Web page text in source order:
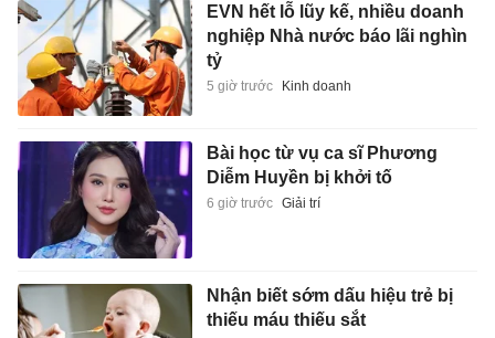
EVN hết lỗ lũy kế, nhiều doanh
nghiệp Nhà nước báo lãi nghìn
tỷ
5 giờ trước Kinh doanh
Bài học từ vụ ca sĩ Phương
Diễm Huyền bị khởi tố
6 giờ trước Giải trí
Nhận biết sớm dấu hiệu trẻ bị
thiếu máu thiếu sắt